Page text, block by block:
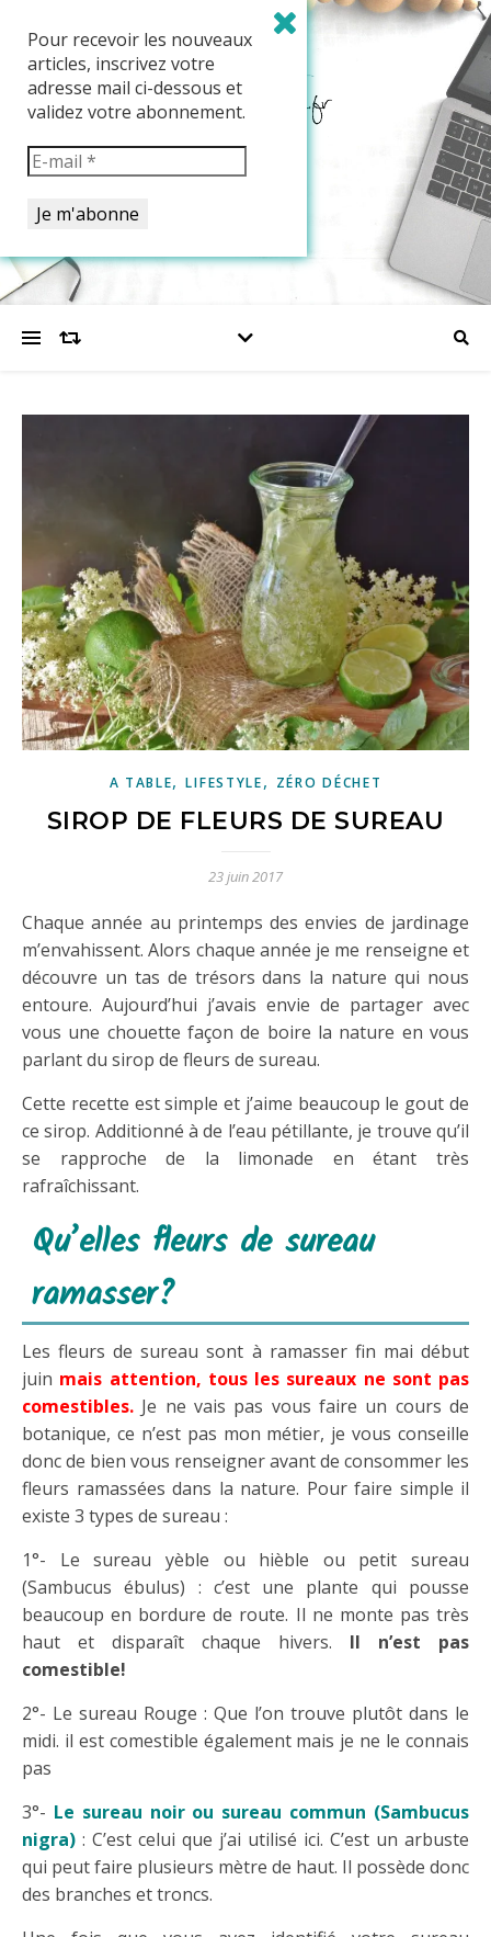
A TABLE,LIFESTYLE, ZÉRO DÉCHET
SIROP DE FLEURS DE SUREAU
23 juin 2017
Chaque année au printemps des envies de jardinage
m’envahissent. Alors chaque année je me renseigne et
découvre un tas de trésors dans la nature qui nous
entoure. Aujourd’hui j’avais envie de partager avec
vous une chouette façon de boire la nature en vous
parlant du sirop de fleurs de sureau.
Cette recette est simple et j’aime beaucoup le gout de
ce sirop. Additionné à de l’eau pétillante, je trouve qu’il
se rapproche de la limonade en étant très
rafraîchissant.
Qu’elles fleurs de sureau
ramasser?
Les fleurs de sureau sont à ramasser fin mai début
juin mais attention, tous les sureaux ne sont pas
comestibles. Je ne vais pas vous faire un cours de
botanique, ce n’est pas mon métier, je vous conseille
donc de bien vous renseigner avant de consommer les
fleurs ramassées dans la nature. Pour faire simple il
existe 3 types de sureau :
1°- Le sureau yèble ou hièble ou petit sureau
(Sambucus ébulus) : c’est une plante qui pousse
beaucoup en bordure de route. Il ne monte pas très
haut et disparaît chaque hivers. Il n’est pas
comestible!
2°- Le sureau Rouge : Que l’on trouve plutôt dans le
midi. il est comestible également mais je ne le connais
pas
3°- Le sureau noir ou sureau commun (Sambucus
nigra) : C’est celui que j’ai utilisé ici. C’est un arbuste
qui peut faire plusieurs mètre de haut. Il possède donc
des branches et troncs.
Pour recevoir les nouveaux
articles, inscrivez votre
adresse mail ci-dessous et
validez votre abonnement.